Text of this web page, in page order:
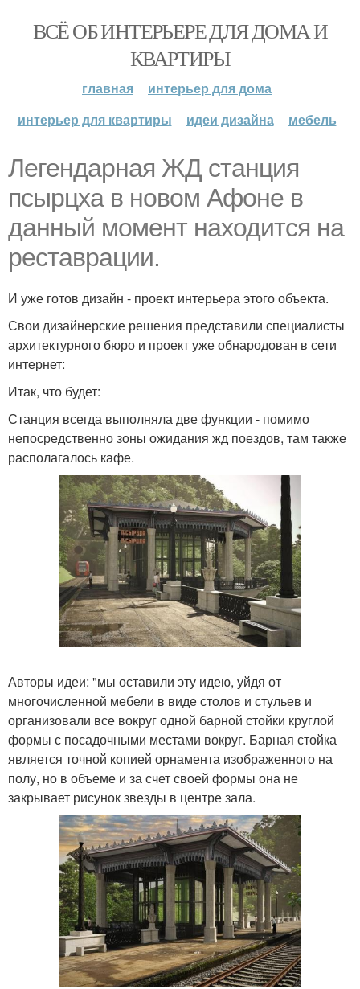
ВСЁ ОБ ИНТЕРЬЕРЕ ДЛЯ ДОМА И
КВАРТИРЫ
главная
интерьер для дома
интерьер для квартиры
идеи дизайна мебель
Легендарная ЖД станция
псырцха в новом Афоне в
данный момент находится на
реставрации.
И уже готов дизайн - проект интерьера этого объекта.
Свои дизайнерские решения представили специалисты
архитектурного бюро и проект уже обнародован в сети
интернет:
Итак, что будет:
Станция всегда выполняла две функции - помимо
непосредственно зоны ожидания жд поездов, там также
располагалось кафе.
Авторы идеи: "мы оставили эту идею, уйдя от
многочисленной мебели в виде столов и стульев и
организовали все вокруг одной барной стойки круглой
формы с посадочными местами вокруг. Барная стойка
является точной копией орнамента изображенного на
полу, но в объеме и за счет своей формы она не
закрывает рисунок звезды в центре зала.